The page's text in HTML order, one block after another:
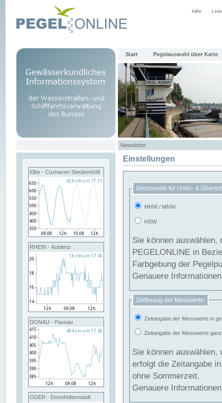
Hilfe
Start Pegelauswahl über Karte
Newsletter
Elbe - Cuxhaven Steubenhöft
RHEIN - Koblenz
DONAU - Passau
ODER - Eisenhüttenstadt
Einstellungen
Grenzwerte für Unter- &
MHW / MNW
HSW
Sie können
PEGELONLINE in Beziehung
Farbgebung der
Genauere
Zeitbezug der Messwerte:
Zeitangabe der Messwerte in
Zeitangabe der Messwerte
Sie können auswählen,
erfolgt die Zeitangabe
ohne Sommerzeit.
Genauere